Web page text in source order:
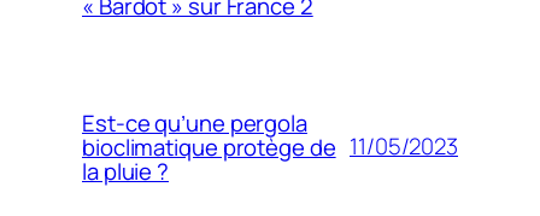
Est-ce qu’une pergola
bioclimatique protège de
la pluie ?
11/05/2023